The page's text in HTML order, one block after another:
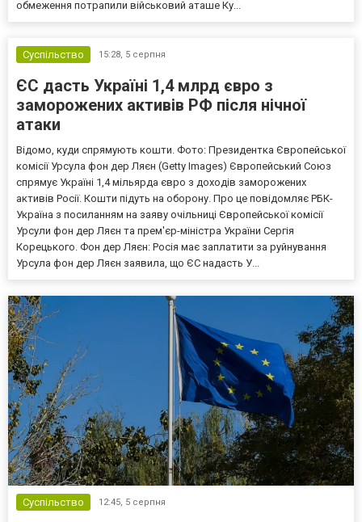
обмеження потрапили військовий аташе Ку...
Суспільство 15:28, 5 серпня
ЄС дасть Україні 1,4 млрд євро з
заморожених активів РФ після нічної
атаки
Відомо, куди спрямують кошти. Фото: Президентка Європейської
комісії Урсула фон дер Ляєн (Getty Images) Європейський Союз
спрямує Україні 1,4 мільярда євро з доходів заморожених
активів Росії. Кошти підуть на оборону. Про це повідомляє РБК-
Україна з посиланням на заяву очільниці Європейської комісії
Урсули фон дер Ляєн та прем'єр-міністра України Сергія
Корецького. Фон дер Ляєн: Росія має заплатити за руйнування
Урсула фон дер Ляєн заявила, що ЄС надасть У...
Суспільство 12:45, 5 серпня